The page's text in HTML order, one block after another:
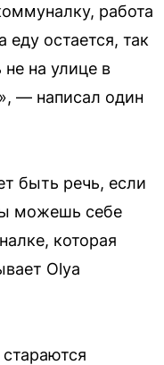
работа
еду остается, так
не на улице в
— написал один
быть речь, если
можешь себе
которая
Olya